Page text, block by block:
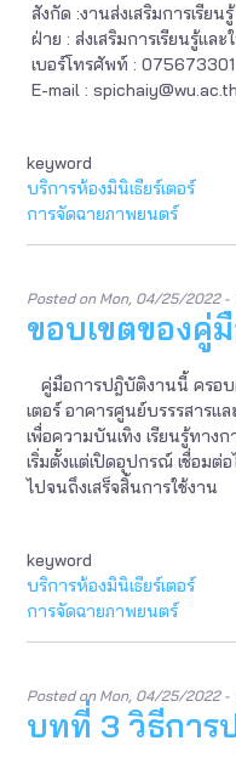
สังกัด :งานส่งเสริมการเรียนรู้
ฝ่าย : ส่งเสริมการเรียนรู้แล
เบอร์โทรศัพท์ : 075673301
E-mail : spichaiy@wu.ac.th
keyword
บริการห้องมินิเธียร์เตอร์
การจัดฉายภาพยนตร์
Posted on Mon, 04/25/2022 -
ขอบเขตของคู่
คู่มือการปฎิบัติงานนี้ ครอ
เตอร์ อาคารศูนย์บรรรสารแ
เพื่อความบันเทิง เรียนรู้ทาง
เริ่มตั้งแต่เปิดอุปกรณ์ เชื่อมต่
ไปจนถึงเสร็จสิ้นการใช้งาน
keyword
บริการห้องมินิเธียร์เตอร์
การจัดฉายภาพยนตร์
Posted on Mon, 04/25/2022 -
บทที่ 3 วิธีการ